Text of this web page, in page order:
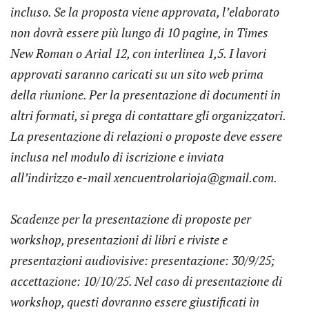
incluso. Se la proposta viene approvata, l’elaborato
non dovrà essere più lungo di 10 pagine, in Times
New Roman o Arial 12, con interlinea 1,5. I lavori
approvati saranno caricati su un sito web prima
della riunione. Per la presentazione di documenti in
altri formati, si prega di contattare gli organizzatori.
La presentazione di relazioni o proposte deve essere
inclusa nel modulo di iscrizione e inviata
all’indirizzo e-mail xencuentrolarioja@gmail.com.
Scadenze per la presentazione di proposte per
workshop, presentazioni di libri e riviste e
presentazioni audiovisive: presentazione: 30/9/25;
accettazione: 10/10/25. Nel caso di presentazione di
workshop, questi dovranno essere giustificati in